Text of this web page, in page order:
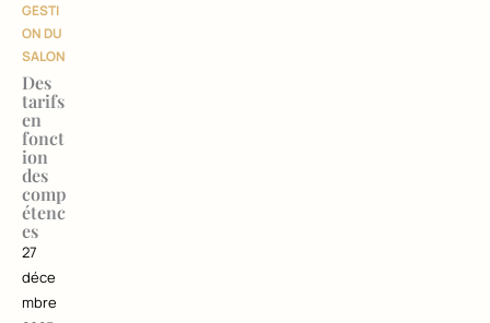
GESTI
ON DU
SALON
Des
tarifs
en
fonct
ion
des
comp
étenc
es
27
déce
mbre